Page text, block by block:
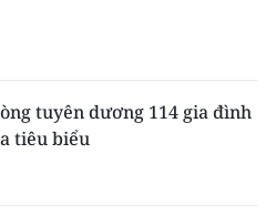
tuyên dương 114 gia đình
tiêu biểu